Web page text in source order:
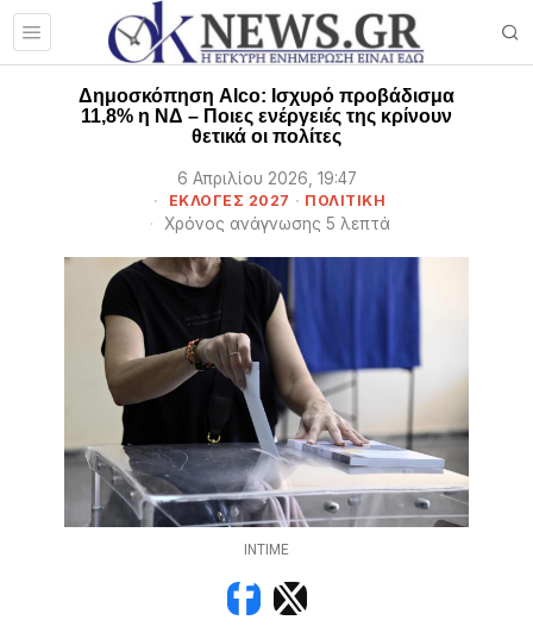
Δημοσκόπηση Alco: Ισχυρό προβάδισμα
11,8% η ΝΔ – Ποιες ενέργειές της κρίνουν
θετικά οι πολίτες
6 Απριλίου 2026, 19:47
ΕΚΛΟΓΕΣ 2027 · ΠΟΛΙΤΙΚΗ
Χρόνος ανάγνωσης 5 λεπτά
INTIME